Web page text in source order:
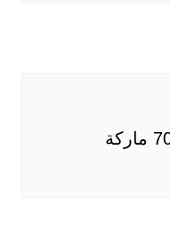
مواصفات ماكينة موديل 701 ماركة